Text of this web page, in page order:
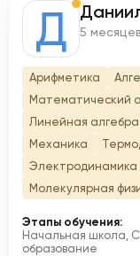
Д 5
Арифметика
Математический
Линейная
Механика
Электродинамика
Молекулярная
Этапы обучения:
Начальная школа,
образование